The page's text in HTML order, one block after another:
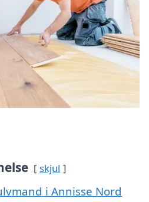
skjul
i Annisse Nord